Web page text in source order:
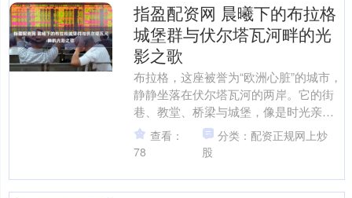
指盈配资网 晨曦下的布拉格
城堡群与伏尔塔瓦河畔的光
影之歌
布拉格，这座被誉为“欧洲心脏”的城市，
静静坐落在伏尔塔瓦河的两岸。它的街
巷、教堂、桥梁与城堡，像是时光亲手
雕刻的诗篇，每一页都闪烁着古老与浪
漫的光辉。清晨的第一....
查看：
78
分类：配资正规网上炒
股